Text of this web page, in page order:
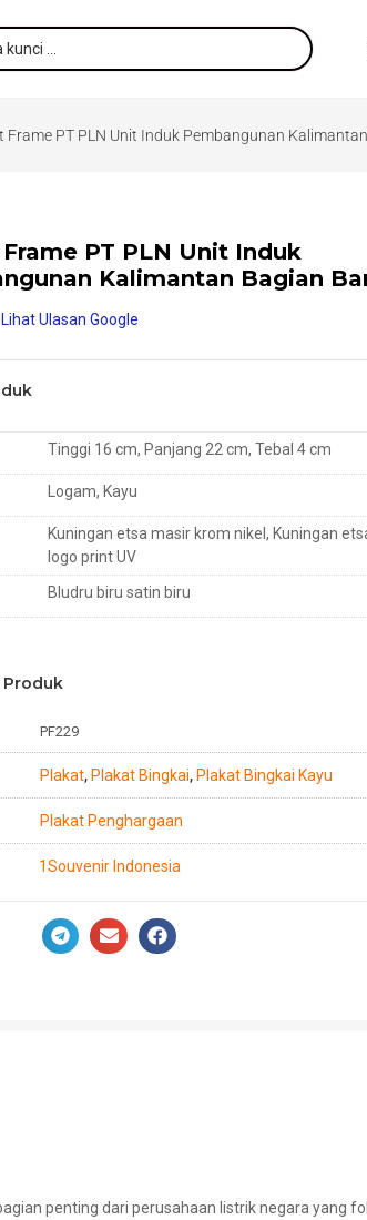
Frame PT PLN Unit Induk Pembangunan
PT PLN Unit Induk
Kalimantan Bagian
Lihat Ulasan Google
Tinggi 16 cm, Panjang 22 cm, Tebal 4 cm
Logam, Kayu
Kuningan etsa masir krom nikel, Kuningan
logo print UV
Bludru biru satin biru
PF229
Plakat, Plakat Bingkai, Plakat Bingkai Kayu
Plakat Penghargaan
1Souvenir Indonesia
penting dari perusahaan listrik negara yang